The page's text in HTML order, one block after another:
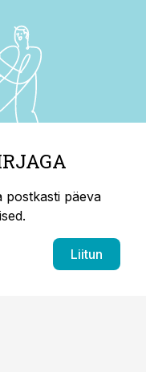
postkasti päeva
Liitun